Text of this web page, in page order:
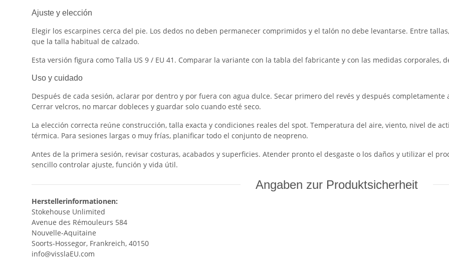
Ajuste y elección
Elegir los escarpines cerca del pie. Los dedos no deben permanecer comprimidos y el talón no debe levantarse. Entre
que la talla habitual de calzado.
Esta versión figura como Talla US 9 / EU 41. Comparar la variante con la tabla del fabricante y con las medidas corporales,
Uso y cuidado
Después de cada sesión, aclarar por dentro y por fuera con agua dulce. Secar primero del revés y después
Cerrar velcros, no marcar dobleces y guardar solo cuando esté seco.
La elección correcta reúne construcción, talla exacta y condiciones reales del spot. Temperatura del aire, viento, nivel de
térmica. Para sesiones largas o muy frías, planificar todo el conjunto de neopreno.
Antes de la primera sesión, revisar costuras, acabados y superficies. Atender pronto el desgaste o los daños y utilizar el
sencillo controlar ajuste, función y vida útil.
Angaben zur Produktsicherheit
Herstellerinformationen:
Stokehouse Unlimited
Avenue des Rémouleurs 584
Nouvelle-Aquitaine
Soorts-Hossegor, Frankreich, 40150
info@visslaEU.com